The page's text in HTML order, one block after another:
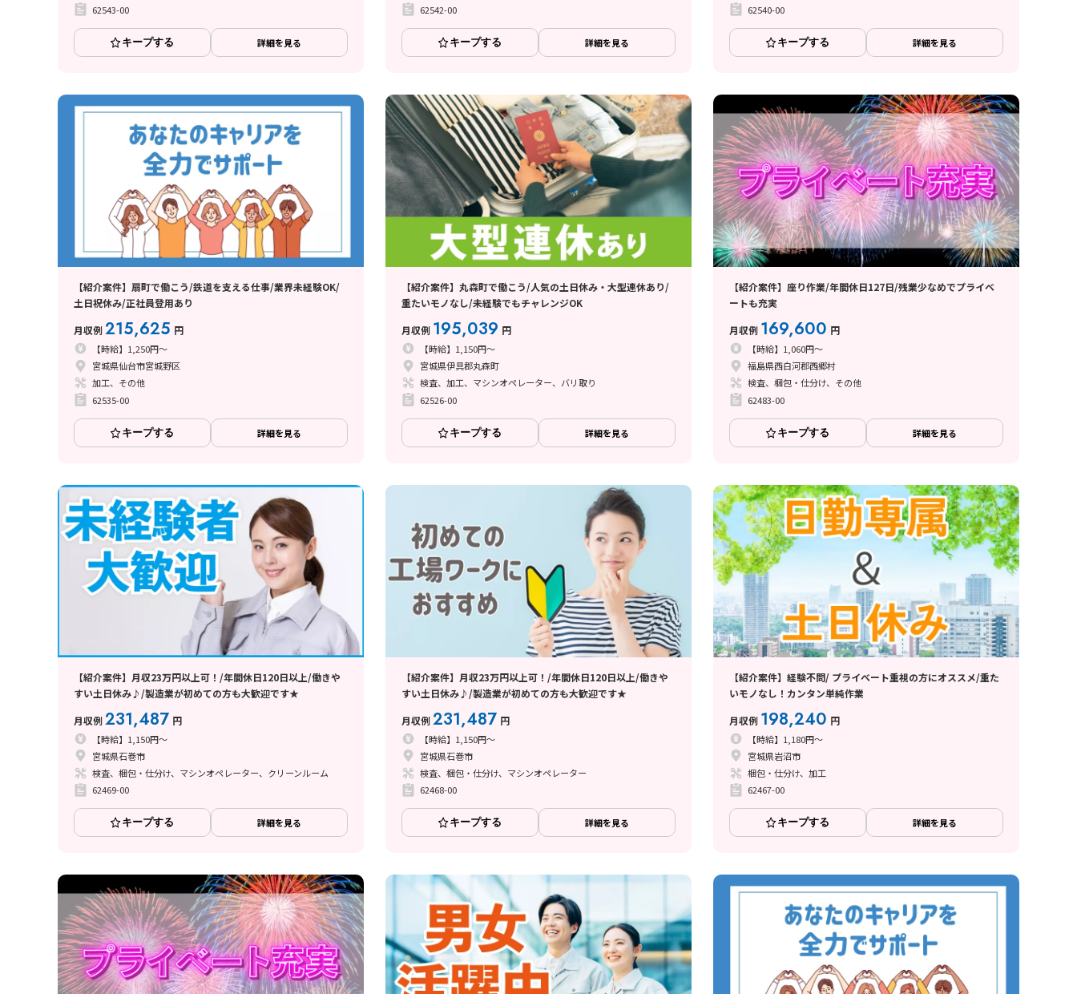
62543-00
キープする 詳細を見る
62542-00
キープする 詳細を見る
62540-00
キープする 詳細を見る
【紹介案件】扇町で働こう/鉄道を支える仕事/業界未経験OK/
土日祝休み/正社員登用あり
月収例215,625 円
【時給】1,250円～
宮城県仙台市宮城野区
加工、その他
62535-00
キープする 詳細を見る
【紹介案件】丸森町で働こう/人気の土日休み・大型連休あり/
重たいモノなし/未経験でもチャレンジOK
月収例 195,039 円
【時給】1,150円～
宮城県伊具郡丸森町
検査、加工、マシンオペレーター、バリ取り
62526-00
キープする 詳細を見る
【紹介案件】座り作業/年間休日127日/残業少なめでプライベ
ートも充実
月収例 169,600 円
【時給】1,060円～
福島県西白河郡西郷村
検査、梱包・仕分け、その他
62483-00
キープする 詳細を見る
【紹介案件】月収23万円以上可！/年間休日120日以上/働きや
すい土日休み♪/製造業が初めての方も大歓迎です★
月収例231,487 円
【時給】1,150円～
宮城県石巻市
検査、梱包・仕分け、マシンオペレーター、クリーンルーム
62469-00
キープする 詳細を見る
【紹介案件】月収23万円以上可！/年間休日120日以上/働きや
すい土日休み♪/製造業が初めての方も大歓迎です★
月収例231,487 円
【時給】1,150円～
宮城県石巻市
検査、梱包・仕分け、マシンオペレーター
62468-00
キープする 詳細を見る
【紹介案件】経験不問/ プライベート重視の方にオススメ/重た
いモノなし！カンタン単純作業
月収例 198,240 円
【時給】1,180円～
宮城県岩沼市
梱包・仕分け、加工
62467-00
キープする 詳細を見る